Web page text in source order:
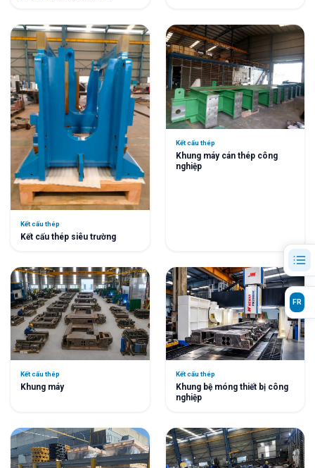
Kết cấu thép
Kết cấu thép siêu trường
Kết cấu thép
Khung máy cán thép công
nghiệp
Kết cấu thép
Khung máy
Kết cấu thép
Khung bệ móng thiết bị công
nghiệp
FR